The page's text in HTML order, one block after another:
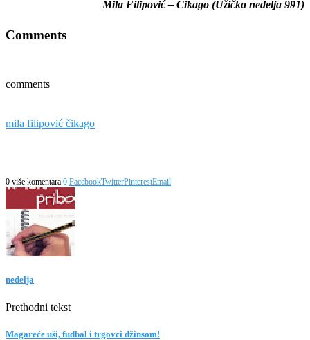
Mila Filipović – Čikago (Užička nedelja 991)
Comments
comments
mila filipović čikago
0 više komentara 0 FacebookTwitterPinterestEmail
nedelja
Prethodni tekst
Magareće uši, fudbal i trgovci džinsom!